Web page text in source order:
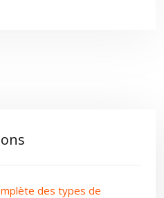
des types de